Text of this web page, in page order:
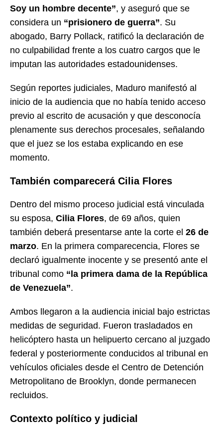
Soy un hombre decente”, y aseguró que se
considera un “prisionero de guerra”. Su
abogado, Barry Pollack, ratificó la declaración de
no culpabilidad frente a los cuatro cargos que le
imputan las autoridades estadounidenses.
Según reportes judiciales, Maduro manifestó al
inicio de la audiencia que no había tenido acceso
previo al escrito de acusación y que desconocía
plenamente sus derechos procesales, señalando
que el juez se los estaba explicando en ese
momento.
También comparecerá Cilia Flores
Dentro del mismo proceso judicial está vinculada
su esposa, Cilia Flores, de 69 años, quien
también deberá presentarse ante la corte el 26 de
marzo. En la primera comparecencia, Flores se
declaró igualmente inocente y se presentó ante el
tribunal como “la primera dama de la República
de Venezuela”.
Ambos llegaron a la audiencia inicial bajo estrictas
medidas de seguridad. Fueron trasladados en
helicóptero hasta un helipuerto cercano al juzgado
federal y posteriormente conducidos al tribunal en
vehículos oficiales desde el Centro de Detención
Metropolitano de Brooklyn, donde permanecen
recluidos.
Contexto político y judicial